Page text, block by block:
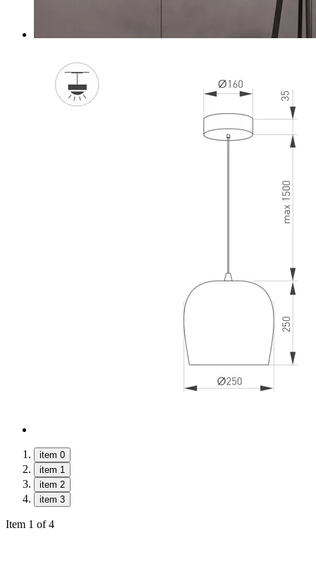
item 0
item 1
item 2
item 3
Item 1 of 4